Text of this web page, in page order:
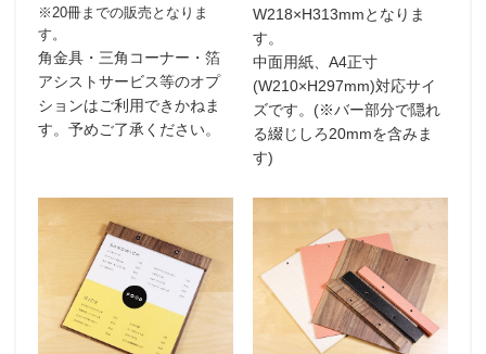
※20冊までの販売となりま
す。
角金具・三角コーナー・箔
アシストサービス等のオプ
ションはご利用できかねま
す。予めご了承ください。
W218×H313mmとなりま
す。
中面用紙、A4正寸
(W210×H297mm)対応サイ
ズです。 (※バー部分で隠れ
る綴じしろ20mmを含みま
す)